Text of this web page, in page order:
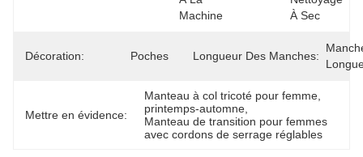
Machine
À Sec
Décoration: Poches Longueur Des Manches:
Mettre en évidence:
Manteau à col tricoté pour femme
printemps-automne
Manteau de transition pour femmes
avec cordons de serrage réglables